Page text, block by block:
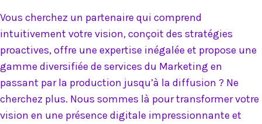
Vous cherchez un partenaire qui comprend
intuitivement votre vision, conçoit des stratégies
proactives, offre une expertise inégalée et propose une
gamme diversifiée de services du Marketing en
passant par la production jusqu’à la diffusion ? Ne
cherchez plus. Nous sommes là pour transformer votre
vision en une présence digitale impressionnante et